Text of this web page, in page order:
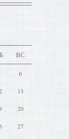
ВС
6
13
20
27